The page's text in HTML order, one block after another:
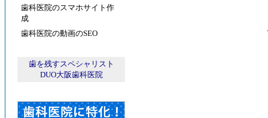
歯科医院のスマホサイト作
成
歯科医院の動画のSEO
歯を残すスペシャリスト
DUO大阪歯科医院